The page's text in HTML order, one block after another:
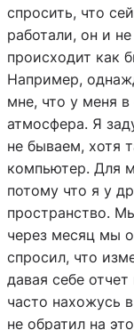
спросить, что
работали, он и
происходит как
Например,
мне, что у меня
атмосфера. Я
не бываем, хотя
компьютер. Для
потому что я у
пространство.
через месяц мы
спросил, что
давая себе
часто нахожусь
не обратил на